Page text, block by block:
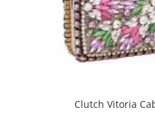
Clutch Vitoria